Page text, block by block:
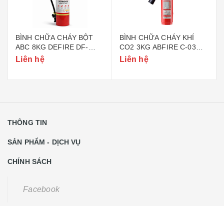
BÌNH CHỮA CHÁY BỘT
ABC 8KG DEFIRE DF-
ABC8 (BỘ CÔNG AN)
Liên hệ
BÌNH CHỮA CHÁY KHÍ
CO2 3KG ABFIRE C-03
(TEM BỘ CÔNG AN)
Liên hệ
THÔNG TIN
SẢN PHẨM - DỊCH VỤ
CHÍNH SÁCH
Facebook